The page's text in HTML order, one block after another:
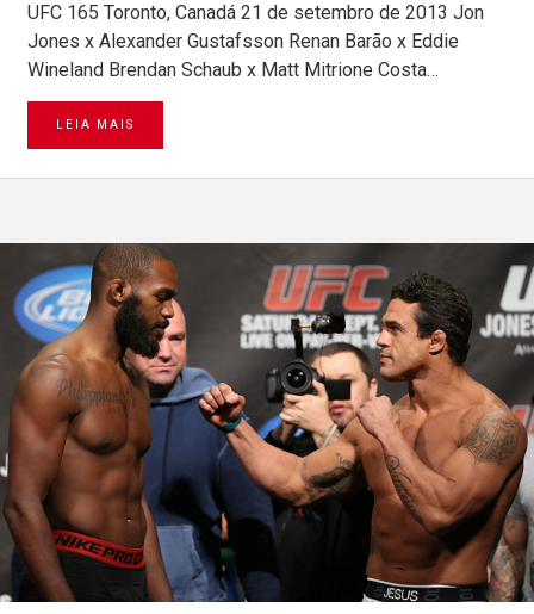
UFC 165 Toronto, Canadá 21 de setembro de 2013 Jon
Jones x Alexander Gustafsson Renan Barão x Eddie
Wineland Brendan Schaub x Matt Mitrione Costa…
LEIA MAIS